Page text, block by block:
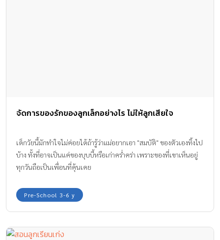
ช่วยให้ลูกน้อยฝึกการสังเกต และเรียนรู้สถานะของไข่ที่ต้องผ่านความ
กลายเป็นน้ำแข็งนั่นเองค่ะ 3. น้ำตาลหวาน มะนาวเปรี้ยว แล้วอะไรนะ
ที่มีรสเค็ม การทดลองนี้คือการใช้ประสาทสัมผัสต่างๆ เพื่อทายรสชาติ
ของอาหารที่มีอยู่ในครัว คุณแม่อาจเริ่มจากให้ลูกน้อยใช้สายตามองและ
สัมผัสผลไม้สักชนิดหรือเครื่องปรุงสักอย่าง ให้ลองตั้งสมมติฐานหรือ
และดมกลิ่น แล้วทายรสชาติอาหารหรือเครื่องปรุงก่อนจะชิมสักเล็ก
น้อยกิจกรรมทดลองนี้จะช่วยกระตุ้นประสาทสัมผัสของลูกน้อยให้
ต่อการศึกษาค้นหาคำตอบในเรื่องต่างๆ ด้วยค่ะ บทความโดย: กอง
จัดการของรักของลูกเล็กอย่างไร ไม่ให้ลูกเสียใจ
เด็กวัยนี้มักทำใจไม่ค่อยได้ถ้ารู้ว่าแม่อยากเอา "สมบัติ" ของตัวเองทิ้งไป
บ้าง ทั้งที่อาจเป็นแค่ของบุบบี้หรือเก่าคร่ำคร่า เพราะของที่เขาเห็นอยู่
ทุกวันถือเป็นเพื่อนที่คุ้นเคย
Pre-School 3-6 y